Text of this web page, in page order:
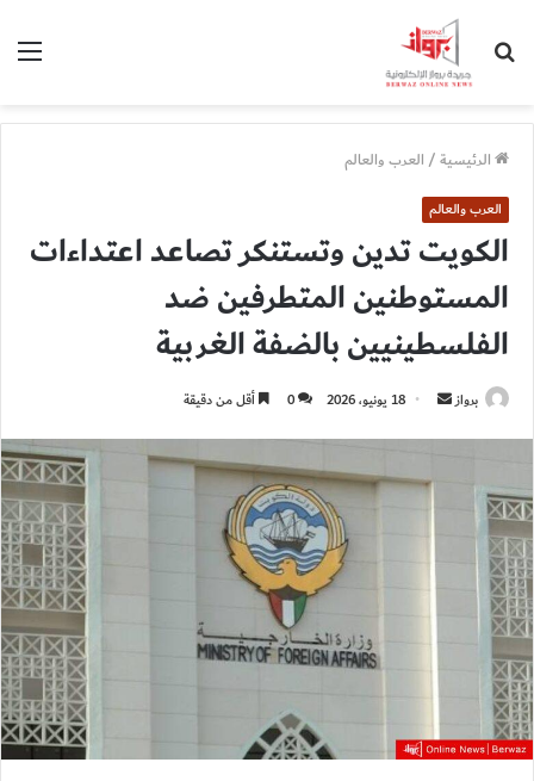
الرئيسية/العرب والعالم
العرب والعالم
الكويت تدين وتستنكر تصاعد اعتداءات
المستوطنين المتطرفين ضد
الفلسطينيين بالضفة الغربية
برواز
أرسل 18 يونيو، 2026 0 أقل من دقيقة